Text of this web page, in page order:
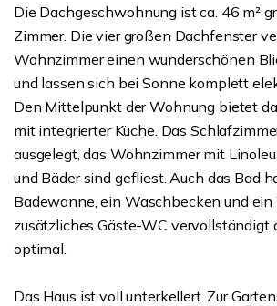
Die Dachgeschwohnung ist ca. 46 m²
Zimmer. Die vier großen Dachfenster
Wohnzimmer einen wunderschönen
und lassen sich bei Sonne komplett
Den Mittelpunkt der Wohnung bietet
mit integrierter Küche. Das
ausgelegt, das Wohnzimmer mit
und Bäder sind gefliest. Auch das Bad
Badewanne, ein Waschbecken und ein
zusätzliches Gäste-WC vervollständigt
optimal.
Das Haus ist voll unterkellert. Zur